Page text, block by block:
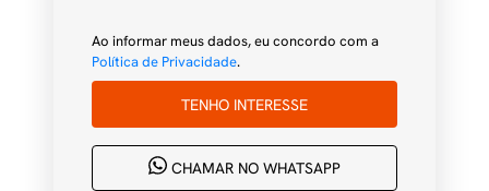
Ao informar meus dados, eu concordo com a
Política de Privacidade.
TENHO INTERESSE
CHAMAR NO WHATSAPP